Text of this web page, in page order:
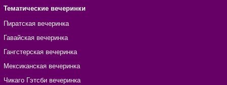
Тематические вечеринки
Пиратская вечеринка
Гавайская вечеринка
Гангстерская вечеринка
Мексиканская вечеринка
Чикаго Гэтсби вечеринка